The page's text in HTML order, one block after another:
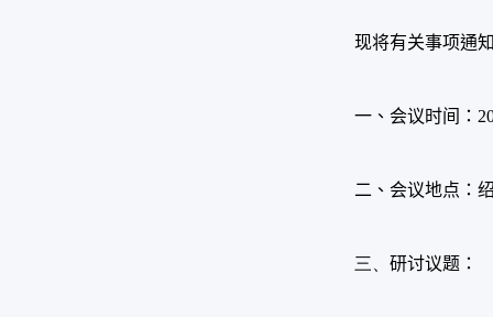
现将有关事项通
一、会议时间：
二、会议地点：
三、 研讨议题：